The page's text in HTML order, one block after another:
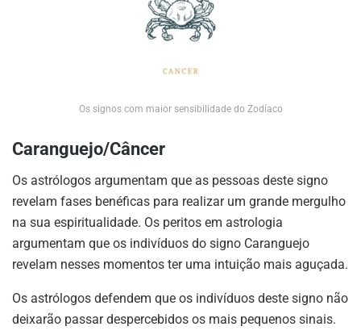
Os signos com maior sensibilidade do Zodíaco
Caranguejo/Câncer
Os astrólogos argumentam que as pessoas deste signo
revelam fases benéficas para realizar um grande mergulho
na sua espiritualidade. Os peritos em astrologia
argumentam que os indivíduos do signo Caranguejo
revelam nesses momentos ter uma intuição mais aguçada.
Os astrólogos defendem que os indivíduos deste signo não
deixarão passar despercebidos os mais pequenos sinais.